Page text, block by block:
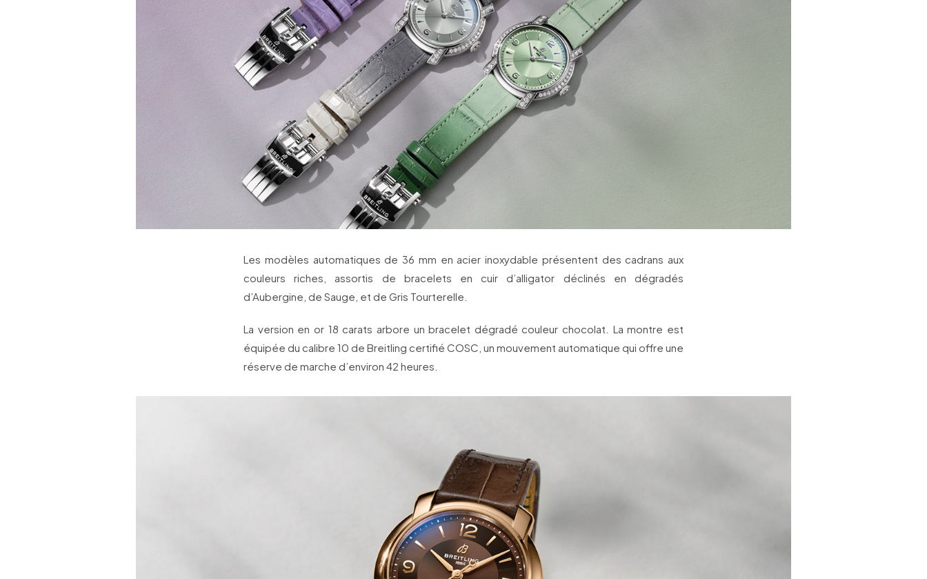
Les modèles automatiques de 36 mm en acier inoxydable présentent des cadrans aux
couleurs riches, assortis de bracelets en cuir d’alligator déclinés en dégradés
d’Aubergine, de Sauge, et de Gris Tourterelle.
La version en or 18 carats arbore un bracelet dégradé couleur chocolat. La montre est
équipée du calibre 10 de Breitling certifié COSC, un mouvement automatique qui offre une
réserve de marche d’environ 42 heures.